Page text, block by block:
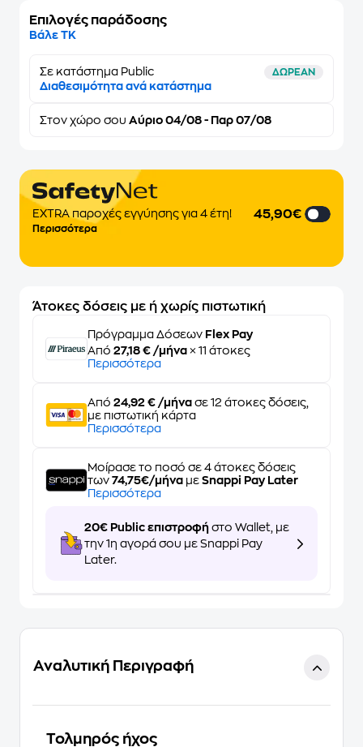
Επιλογές παράδοσης
Βάλε ΤΚ
Σε κατάστημα Public ΔΩΡΕΑΝ
Διαθεσιμότητα ανά κατάστημα
Στον χώρο σου Αύριο 04/08 - Παρ 07/08
EXTRA παροχές εγγύησης για 4 έτη!
Περισσότερα
45,90€
Άτοκες δόσεις με ή χωρίς πιστωτική
Πρόγραμμα Δόσεων Flex Pay
Από 27,18 € /μήνα × 11 άτοκες
Περισσότερα
Από 24,92 € /μήνα σε 12 άτοκες δόσεις,
με πιστωτική κάρτα
Περισσότερα
Μοίρασε το ποσό σε 4 άτοκες δόσεις
των 74,75€/μήνα με Snappi Pay Later
Περισσότερα
20€ Public επιστροφή στο Wallet, με
την 1η αγορά σου με Snappi Pay
Later.
Αναλυτική Περιγραφή
Τολμηρός ήχος